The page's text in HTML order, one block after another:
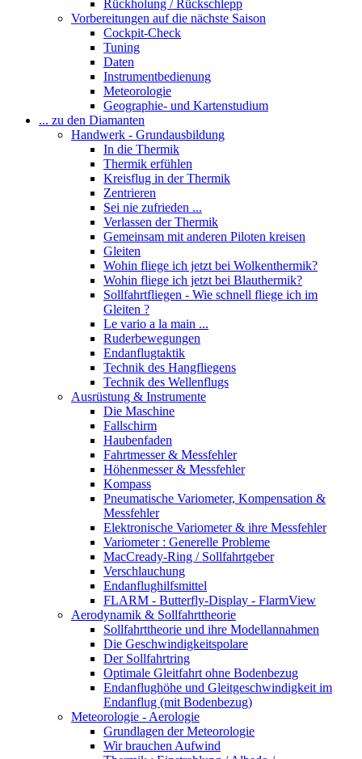
Rückholung / Rückschlepp
Vorbereitungen auf die nächste Saison
Cockpit-Check
Tuning
Daten
Instrumentbedienung
Meteorologie
Geographie- und Kartenstudium
... zu den Diamanten
Handwerk - Grundausbildung
In die Thermik
Thermik erfühlen
Kreisflug in der Thermik
Zentrieren
Sei nie zufrieden ...
Verlassen der Thermik
Gemeinsam mit anderen Piloten kreisen
Gleiten
Wohin fliege ich jetzt bei Wolkenthermik?
Wohin fliege ich jetzt bei Blauthermik?
Sollfahrtfliegen - Wie schnell fliege ich im
Gleiten ?
Le vario a la main ...
Ruderbewegungen
Endanflugtaktik
Technik des Hangfliegens
Technik des Wellenflugs
Ausrüstung & Instrumente
Die Maschine
Fallschirm
Haubenfaden
Fahrtmesser & Messfehler
Höhenmesser & Messfehler
Kompass
Pneumatische Variometer, Kompensation &
Messfehler
Elektronische Variometer & ihre Messfehler
Variometer : Generelle Probleme
MacCready-Ring / Sollfahrtgeber
Verschlauchung
Endanflughilfsmittel
FLARM - Butterfly-Display - FlarmView
Aerodynamik & Sollfahrttheorie
Sollfahrttheorie und ihre Modellannahmen
Die Geschwindigkeitspolare
Der Sollfahrtring
Optimale Gleitfahrt ohne Bodenbezug
Endanflughöhe und Gleitgeschwindigkeit im
Endanflug (mit Bodenbezug)
Meteorologie - Aerologie
Grundlagen der Meteorologie
Wir brauchen Aufwind